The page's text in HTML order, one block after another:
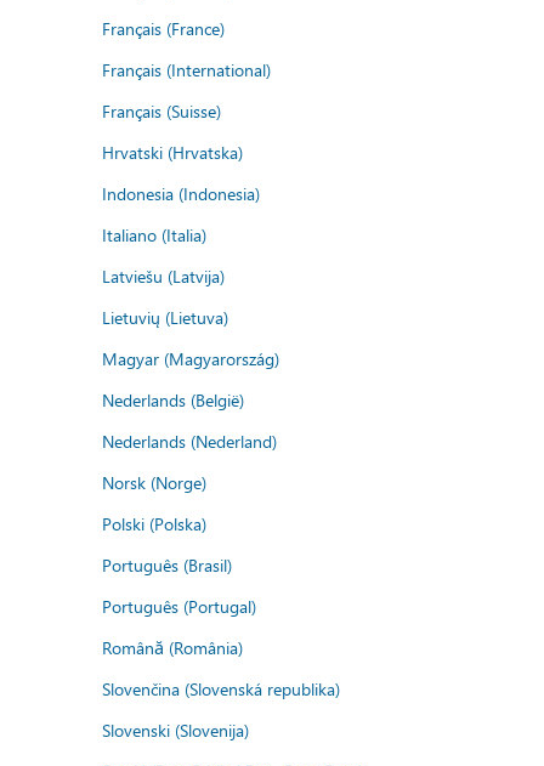
Français (France)
Français (International)
Français (Suisse)
Hrvatski (Hrvatska)
Indonesia (Indonesia)
Italiano (Italia)
Latviešu (Latvija)
Lietuvių (Lietuva)
Magyar (Magyarország)
Nederlands (België)
Nederlands (Nederland)
Norsk (Norge)
Polski (Polska)
Português (Brasil)
Português (Portugal)
Română (România)
Slovenčina (Slovenská republika)
Slovenski (Slovenija)